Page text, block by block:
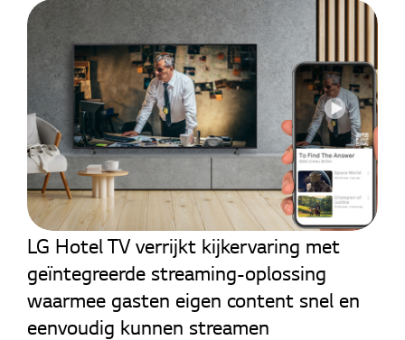
Hotel TV
LG Hotel TV verrijkt kijkervaring met
geïntegreerde streaming-oplossing
waarmee gasten eigen content snel en
eenvoudig kunnen streamen